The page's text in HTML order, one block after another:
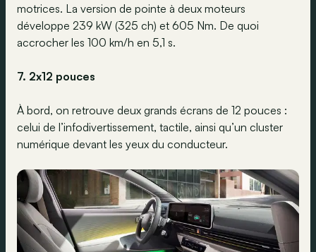
motrices. La version de pointe à deux moteurs
développe 239 kW (325 ch) et 605 Nm. De quoi
accrocher les 100 km/h en 5,1 s.
7. 2x12 pouces
À bord, on retrouve deux grands écrans de 12 pouces :
celui de l’infodivertissement, tactile, ainsi qu’un cluster
numérique devant les yeux du conducteur.